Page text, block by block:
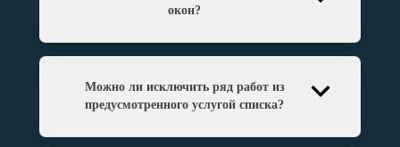
окон?
Можно ли исключить ряд работ из
предусмотренного услугой списка?